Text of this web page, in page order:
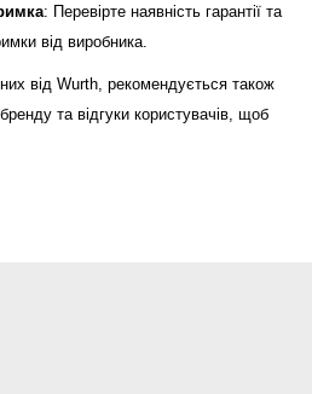
: Перевірте наявність гарантії та
від виробника.
від Wurth, рекомендується також
та відгуки користувачів, щоб